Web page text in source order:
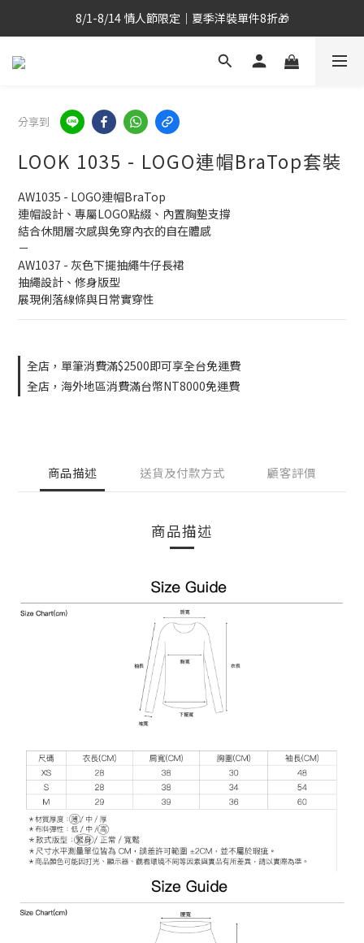
全台滿$2,500 TWD免運｜跨境滿$8000TWD 免運 >
8/1-8/14 情人節限定｜夏季洋裝單件8折🎁
全台滿$2,500 TWD免運｜跨境滿$8000TWD 免運 >
分享到
LOOK 1035 - LOGO連帽BraTop套裝
AW1035 - LOGO連帽BraTop
連帽設計、專屬LOGO點綴、內置胸墊支撐
結合休閒層次感與免穿內衣的自在體感
－
AW1037 - 灰色下擺抽繩牛仔長裙
抽繩設計、修身版型
展現俐落線條與日常實穿性
全店，單筆消費滿$2500即可享全台免運費
全店，海外地區消費滿台幣NT8000免運費
商品描述 送貨及付款方式 顧客評價
商品描述